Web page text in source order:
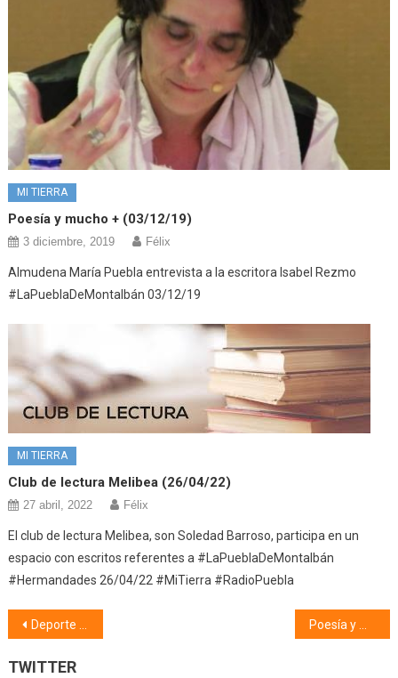
MI TIERRA
Poesía y mucho + (03/12/19)
3 diciembre, 2019 Félix
Almudena María Puebla entrevista a la escritora Isabel Rezmo
#LaPueblaDeMontalbán 03/12/19
MI TIERRA
Club de lectura Melibea (26/04/22)
27 abril, 2022 Félix
El club de lectura Melibea, son Soledad Barroso, participa en un
espacio con escritos referentes a #LaPueblaDeMontalbán
#Hermandades 26/04/22 #MiTierra #RadioPuebla
Navegación
de
Deporte (25/03/24) Poesía y mucho + (26/03/24)
TWITTER